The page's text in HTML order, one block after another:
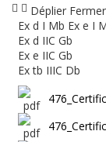
Déplier Fermer
Ex d I Mb Ex e I
Ex d IIC Gb
Ex e IIC Gb
Ex tb IIIC Db